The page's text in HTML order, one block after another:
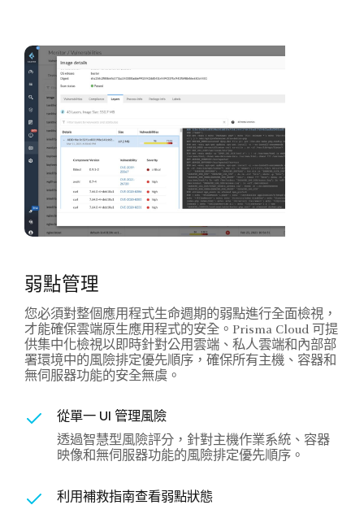
弱點管理
您必須對整個應用程式生命週期的弱點進行全面檢視，
才能確保雲端原生應用程式的安全。Prisma Cloud 可提
供集中化檢視以即時針對公用雲端、私人雲端和內部部
署環境中的風險排定優先順序，確保所有主機、容器和
無伺服器功能的安全無虞。
從單一 UI 管理風險
透過智慧型風險評分，針對主機作業系統、容器
映像和無伺服器功能的風險排定優先順序。
利用補救指南查看弱點狀態